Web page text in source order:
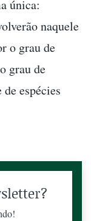
única:
naquele
o grau de
grau de
espécies